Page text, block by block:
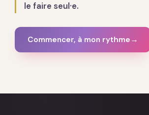
le faire seul·e.
Commencer, à mon rythme →